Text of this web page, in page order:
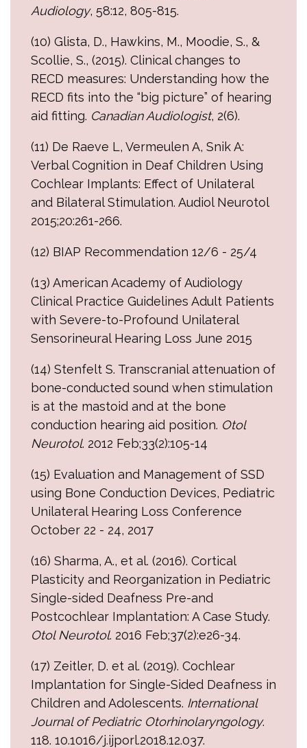
Audiology, 58:12, 805-815.
(10) Glista, D., Hawkins, M., Moodie, S., &
Scollie, S., (2015). Clinical changes to
RECD measures: Understanding how the
RECD fits into the “big picture” of hearing
aid fitting. Canadian Audiologist, 2(6).
(11) De Raeve L, Vermeulen A, Snik A:
Verbal Cognition in Deaf Children Using
Cochlear Implants: Effect of Unilateral
and Bilateral Stimulation. Audiol Neurotol
2015;20:261-266.
(12) BIAP Recommendation 12/6 - 25/4
(13) American Academy of Audiology
Clinical Practice Guidelines Adult Patients
with Severe-to-Profound Unilateral
Sensorineural Hearing Loss June 2015
(14) Stenfelt S. Transcranial attenuation of
bone-conducted sound when stimulation
is at the mastoid and at the bone
conduction hearing aid position. Otol
Neurotol. 2012 Feb;33(2):105-14
(15) Evaluation and Management of SSD
using Bone Conduction Devices, Pediatric
Unilateral Hearing Loss Conference
October 22 - 24, 2017
(16) Sharma, A., et al. (2016). Cortical
Plasticity and Reorganization in Pediatric
Single-sided Deafness Pre-and
Postcochlear Implantation: A Case Study.
Otol Neurotol. 2016 Feb;37(2):e26-34.
(17) Zeitler, D. et al. (2019). Cochlear
Implantation for Single-Sided Deafness in
Children and Adolescents. International
Journal of Pediatric Otorhinolaryngology.
118. 10.1016/j.ijporl.2018.12.037.